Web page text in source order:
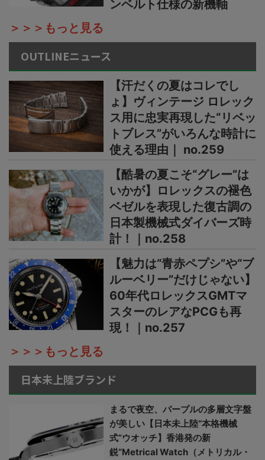
ンベルト仕様の新機軸
＞＞＞もっと見る
OUTLINEニュース
【汗だくの夏はコレでし
ょ】ヴィンテージ ロレック
ス用に忠実再現した“リベッ
トブレス”がいろんな時計に
使える理由｜ no.259
【酷暑の夏こそ“グレー”は
いかが】ロレックスの褪色
ベゼルを表現した復古調の
日本製機械式ダイバーズ時
計！｜no.258
【魅力は“青赤ペプシ”や“ブ
ルーベリー”だけじゃない】
60年代ロレックスGMTマ
スターのレアなPCGも再
現！｜no.257
＞＞＞もっと見る
日本未上陸ブランド
まるで夜空、パープルの多層文字盤
が美しい【日本未上陸“本格機械
式”ウオッチ】香港発の新
鋭“Metrical Watch（メトリカル・